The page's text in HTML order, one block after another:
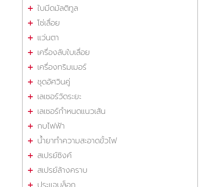
ใบมีดมัลติทูล
โซ่เลื่อย
แว่นตา
เครื่องลับใบเลื่อย
เครื่องทริมเมอร์
ชุดอัศวินคู่
เลเซอร์วัดระยะ
เลเซอร์กำหนดแนวเส้น
กบไฟฟ้า
น้ำยาทำความสะอาดขั้วไฟ
สเปรย์ซิงค์
สเปรย์ล้างคราบ